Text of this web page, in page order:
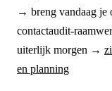
→ breng vandaag je
contactaudit-
uiterlijk morgen →
en planning